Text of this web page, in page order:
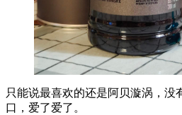
只能说最喜欢的还是阿贝漩涡，没
口，爱了爱了。